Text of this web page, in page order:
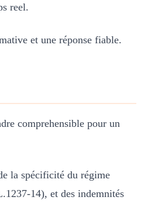
reel.
et une réponse fiable.
comprehensible pour un
la spécificité du régime
14), et des indemnités